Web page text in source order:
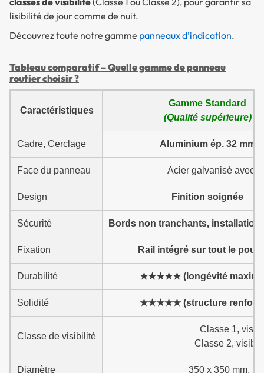
lisibilité de jour comme de nuit.
Découvrez toute notre gamme panneaux d’indication.
Tableau comparatif – Quelle gamme de panneau
routier choisir ?
Caractéristiques
Gamme Standard
(Qualité supérieure)
Cadre, Cerclage Aluminium ép. 32 mm
Face du panneau Acier galvanisé avec
Design Finition soignée
Sécurité Bords non tranchants, installation
Fixation Rail intégré sur tout le
Durabilité ★★★★★ (longévité
Solidité ★★★★★ (structure
Classe de visibilité
Classe 1,
Classe 2,
Diamètre 350 x 350 mm,